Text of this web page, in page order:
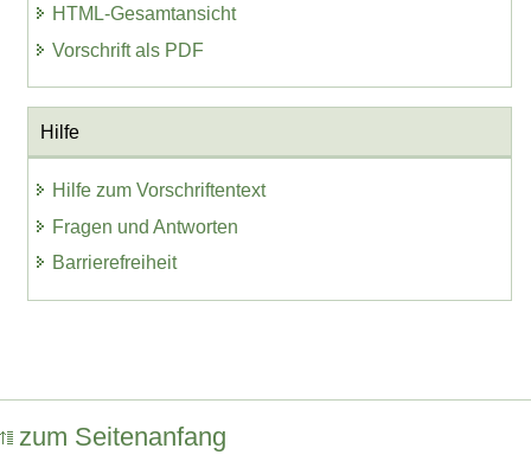
HTML-Gesamtansicht
Vorschrift als PDF
Hilfe
Hilfe zum Vorschriftentext
Fragen und Antworten
Barrierefreiheit
zum Seitenanfang